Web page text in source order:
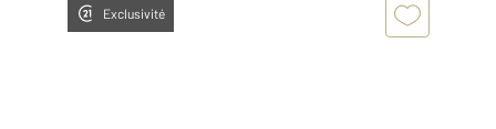
Exclusivité